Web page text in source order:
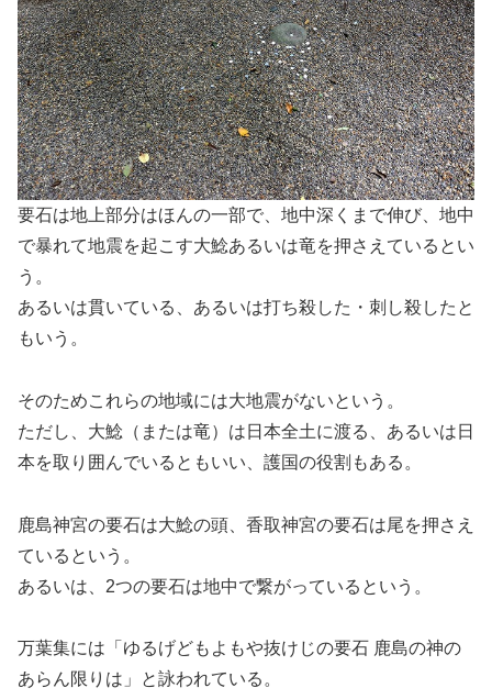
要石は地上部分はほんの一部で、地中深くまで伸び、地中
で暴れて地震を起こす大鯰あるいは竜を押さえているとい
う。
あるいは貫いている、あるいは打ち殺した・刺し殺したと
もいう。
そのためこれらの地域には大地震がないという。
ただし、大鯰（または竜）は日本全土に渡る、あるいは日
本を取り囲んでいるともいい、護国の役割もある。
鹿島神宮の要石は大鯰の頭、香取神宮の要石は尾を押さえ
ているという。
あるいは、2つの要石は地中で繋がっているという。
万葉集には「ゆるげどもよもや抜けじの要石 鹿島の神の
あらん限りは」と詠われている。